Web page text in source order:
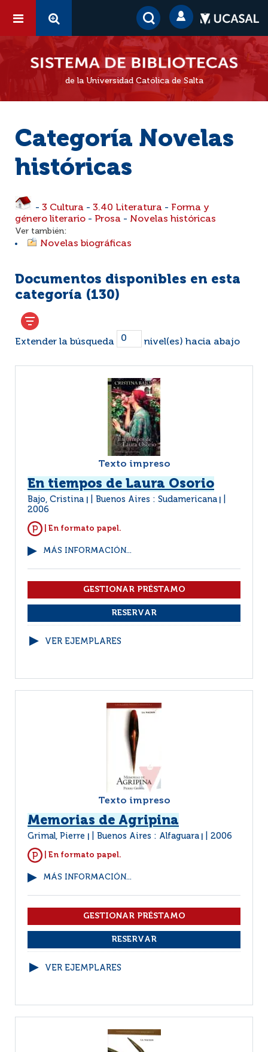
de la Universidad Católica de Salta
Categoría Novelas
históricas
- 3 Cultura - 3.40 Literatura - Forma y
género literario - Prosa - Novelas históricas
Ver también:
Novelas biográficas
Documentos disponibles en esta
categoría (130)
Extender la búsqueda nivel(es) hacia abajo
Texto impreso
En tiempos de Laura Osorio
Bajo, Cristina Buenos Aires : Sudamericana
2006
| En formato papel.
MÁS INFORMACIÓN...
VER EJEMPLARES
Texto impreso
Memorias de Agripina
Grimal, Pierre Buenos Aires : Alfaguara 2006
| En formato papel.
MÁS INFORMACIÓN...
VER EJEMPLARES